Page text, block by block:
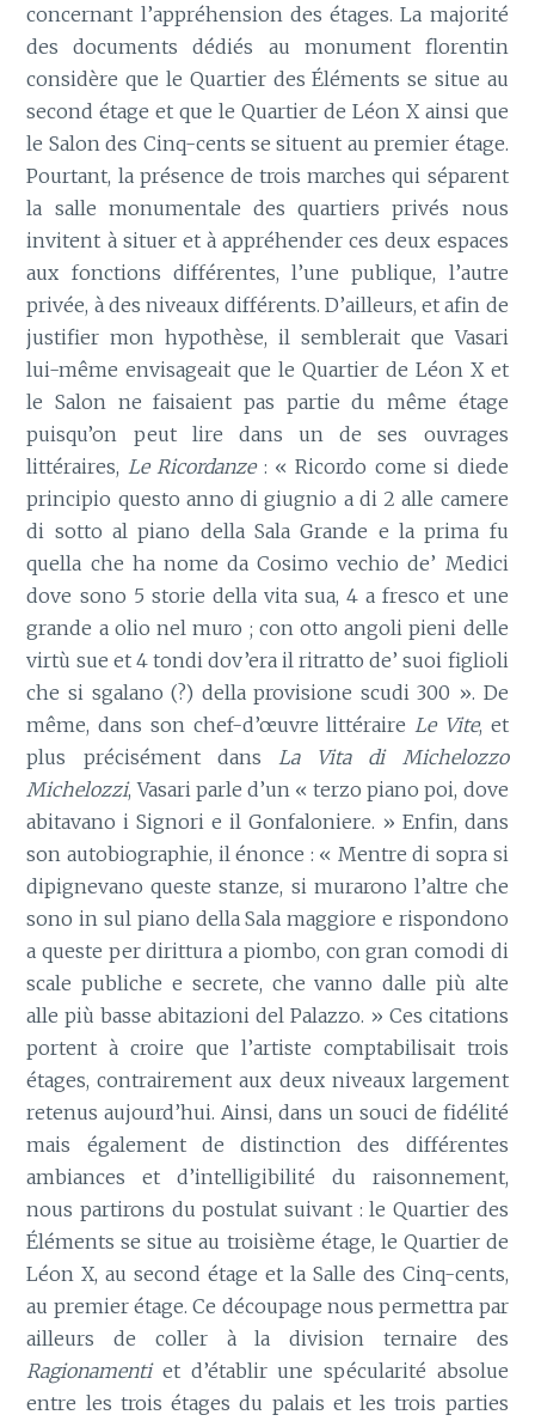
concernant l’appréhension des étages. La majorité
des documents dédiés au monument florentin
considère que le Quartier des Éléments se situe au
second étage et que le Quartier de Léon X ainsi que
le Salon des Cinq-cents se situent au premier étage.
Pourtant, la présence de trois marches qui séparent
la salle monumentale des quartiers privés nous
invitent à situer et à appréhender ces deux espaces
aux fonctions différentes, l’une publique, l’autre
privée, à des niveaux différents. D’ailleurs, et afin de
justifier mon hypothèse, il semblerait que Vasari
lui-même envisageait que le Quartier de Léon X et
le Salon ne faisaient pas partie du même étage
puisqu’on peut lire dans un de ses ouvrages
littéraires, Le Ricordanze: « Ricordo come si diede
principio questo anno di giugnio a di 2 alle camere
di sotto al piano della Sala Grande e la prima fu
quella che ha nome da Cosimo vechio de’ Medici
dove sono 5 storie della vita sua, 4 a fresco et une
grande a olio nel muro ; con otto angoli pieni delle
virtù sue et 4 tondi dov’era il ritratto de’ suoi figlioli
che si sgalano (?) della provisione scudi 300 ». De
même, dans son chef-d’œuvre littéraire Le Vite, et
plus précisément dans La
Vita di Michelozzo
Michelozzi, Vasari parle d’un « terzo piano poi, dove
abitavano i Signori e il Gonfaloniere. » Enfin, dans
son autobiographie, il énonce : « Mentre di sopra si
dipignevano queste stanze, si murarono l’altre che
sono in sul piano della Sala maggiore e rispondono
a queste per dirittura a piombo, con gran comodi di
scale publiche e secrete, che vanno dalle più alte
alle più basse abitazioni del Palazzo. » Ces citations
portent à croire que l’artiste comptabilisait trois
étages, contrairement aux deux niveaux largement
retenus aujourd’hui. Ainsi, dans un souci de fidélité
mais également de distinction des différentes
ambiances et d’intelligibilité du raisonnement,
nous partirons du postulat suivant : le Quartier des
Éléments se situe au troisième étage, le Quartier de
Léon X, au second étage et la Salle des Cinq-cents,
au premier étage. Ce découpage nous permettra par
ailleurs de coller à la division ternaire des
Ragionamentiet d’établir une spécularité absolue
entre les trois étages du palais et les trois parties